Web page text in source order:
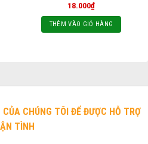
18.000₫
THÊM VÀO GIỎ HÀNG
CHÚNG TÔI ĐỂ ĐƯỢC HỖ TRỢ
TÌNH